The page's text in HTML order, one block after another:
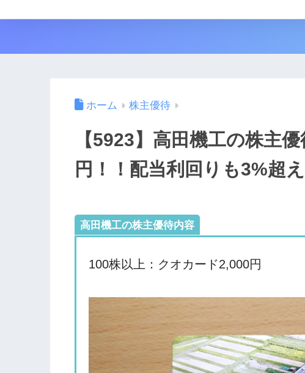
ホーム 株主優待
【5923】高田機工の株主
円！！配当利回りも3%超
高田機工の株主優待内容
100株以上：クオカード2,000円